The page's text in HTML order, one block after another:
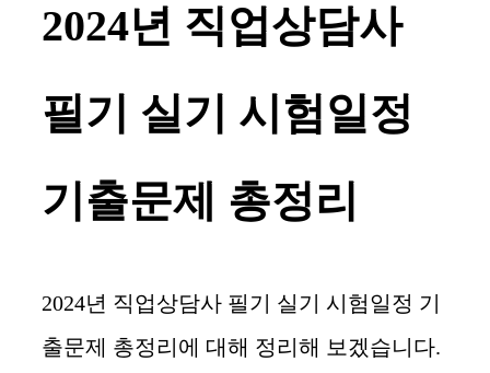
2024년 직업상담사
필기 실기 시험일정
기출문제 총정리
2024년 직업상담사 필기 실기 시험일정 기
출문제 총정리에 대해 정리해 보겠습니다.